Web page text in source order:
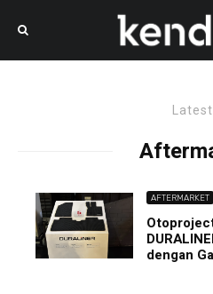
Latest
AFTERMARKET
dengan